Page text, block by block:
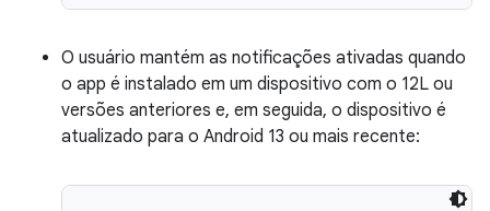
O usuário mantém as notificações ativadas quando
o app é instalado em um dispositivo com o 12L ou
versões anteriores e, em seguida, o dispositivo é
atualizado para o Android 13 ou mais recente: